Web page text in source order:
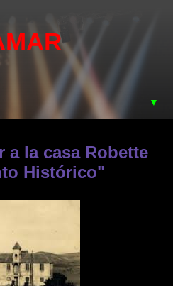
▼
a la casa Robette
Histórico"